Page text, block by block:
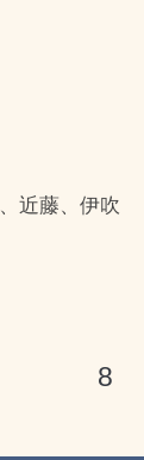
近藤、伊吹
8